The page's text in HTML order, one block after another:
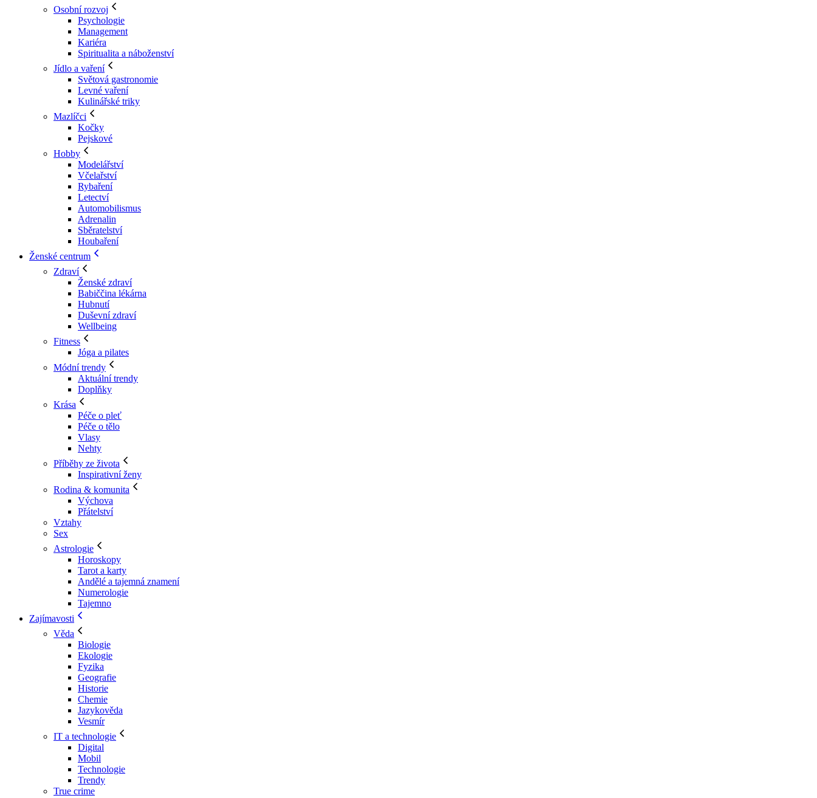
Osobní rozvoj
Psychologie
Management
Kariéra
Spiritualita a náboženství
Jídlo a vaření
Světová gastronomie
Levné vaření
Kulinářské triky
Mazlíčci
Kočky
Pejskové
Hobby
Modelářství
Včelařství
Rybaření
Letectví
Automobilismus
Adrenalin
Sběratelství
Houbaření
Ženské centrum
Zdraví
Ženské zdraví
Babiččina lékárna
Hubnutí
Duševní zdraví
Wellbeing
Fitness
Jóga a pilates
Módní trendy
Aktuální trendy
Doplňky
Krása
Péče o pleť
Péče o tělo
Vlasy
Nehty
Příběhy ze života
Inspirativní ženy
Rodina & komunita
Výchova
Přátelství
Vztahy
Sex
Astrologie
Horoskopy
Tarot a karty
Andělé a tajemná znamení
Numerologie
Tajemno
Zajímavosti
Věda
Biologie
Ekologie
Fyzika
Geografie
Historie
Chemie
Jazykověda
Vesmír
IT a technologie
Digital
Mobil
Technologie
Trendy
True crime